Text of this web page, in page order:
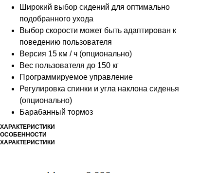
Широкий выбор сидений для оптимально
подобранного ухода
Выбор скорости может быть адаптирован к
поведению пользователя
Версия 15 км / ч (опционально)
Вес пользователя до 150 кг
Программируемое управление
Регулировка спинки и угла наклона сиденья
(опционально)
Барабанный тормоз
ХАРАКТЕРИСТИКИ
ОСОБЕННОСТИ
ХАРАКТЕРИСТИКИ